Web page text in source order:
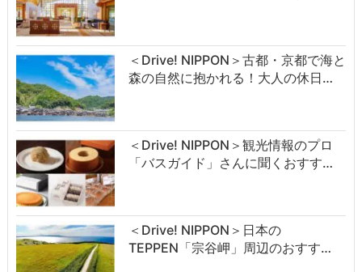
＜Drive! NIPPON＞古都・京都で海と
森の自然に抱かれる！大人の休日…
＜Drive! NIPPON＞観光情報のプロ
「バスガイド」さんに聞くおすす…
＜Drive! NIPPON＞日本の
TEPPEN「宗谷岬」周辺のおすす…